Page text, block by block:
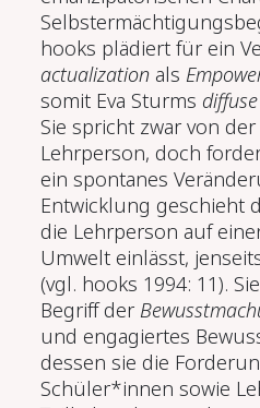
hooks plädiert für ein
actualization als
somit Eva Sturms
Sie spricht zwar von
Lehrperson, doch
ein spontanes
Entwicklung geschieht
die Lehrperson auf
Umwelt einlässt,
(vgl. hooks 1994: 11).
Begriff der
und engagiertes
dessen sie die
Schüler*innen sowie